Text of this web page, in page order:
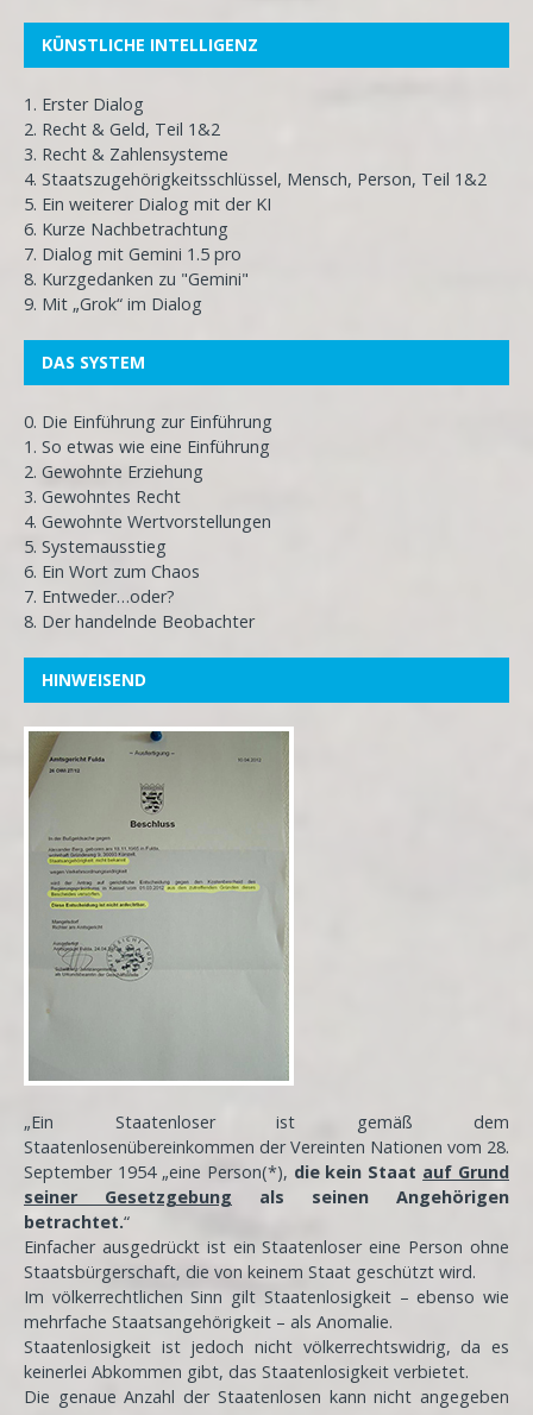
KÜNSTLICHE INTELLIGENZ
1. Erster Dialog
2. Recht & Geld, Teil 1&2
3. Recht & Zahlensysteme
4. Staatszugehörigkeitsschlüssel, Mensch, Person, Teil 1&2
5. Ein weiterer Dialog mit der KI
6. Kurze Nachbetrachtung
7. Dialog mit Gemini 1.5 pro
8. Kurzgedanken zu "Gemini"
9. Mit „Grok“ im Dialog
DAS SYSTEM
0. Die Einführung zur Einführung
1. So etwas wie eine Einführung
2. Gewohnte Erziehung
3. Gewohntes Recht
4. Gewohnte Wertvorstellungen
5. Systemausstieg
6. Ein Wort zum Chaos
7. Entweder…oder?
8. Der handelnde Beobachter
HINWEISEND
„Ein Staatenloser ist gemäß dem
Staatenlosenübereinkommen der Vereinten Nationen vom 28.
September 1954 „eine Person(*), die kein Staat auf Grund
seiner Gesetzgebung als seinen Angehörigen
betrachtet.“
Einfacher ausgedrückt ist ein Staatenloser eine Person ohne
Staatsbürgerschaft, die von keinem Staat geschützt wird.
Im völkerrechtlichen Sinn gilt Staatenlosigkeit – ebenso wie
mehrfache Staatsangehörigkeit – als Anomalie.
Staatenlosigkeit ist jedoch nicht völkerrechtswidrig, da es
keinerlei Abkommen gibt, das Staatenlosigkeit verbietet.
Die genaue Anzahl der Staatenlosen kann nicht angegeben